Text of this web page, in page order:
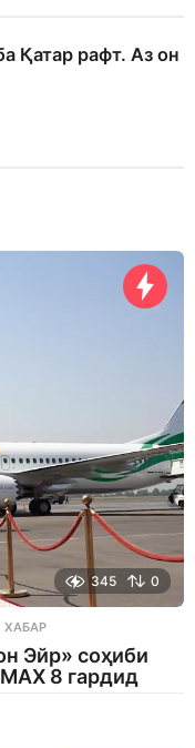
Қатар рафт. Аз он
345 0
,ХАБАР
Эйр» соҳиби
8 гардид